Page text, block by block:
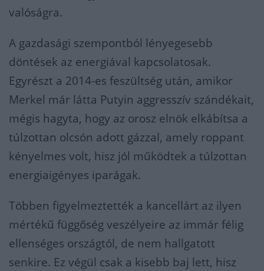
valóságra.
A gazdasági szempontból lényegesebb
döntések az energiával kapcsolatosak.
Egyrészt a 2014-es feszültség után, amikor
Merkel már látta Putyin aggresszív szándékait,
mégis hagyta, hogy az orosz elnök elkábítsa a
túlzottan olcsón adott gázzal, amely roppant
kényelmes volt, hisz jól működtek a túlzottan
energiaigényes iparágak.
Többen figyelmeztették a kancellárt az ilyen
mértékű függőség veszélyeire az immár félig
ellenséges országtól, de nem hallgatott
senkire. Ez végül csak a kisebb baj lett, hisz